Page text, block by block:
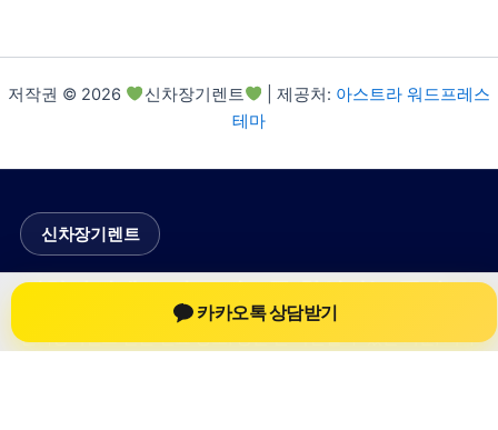
저작권 © 2026 신차장기렌트 | 제공처: 아스트라 워드프레스
테마
신차장기렌트
신차장기렌트 진료 정보를 확인하는 공간
신차장기렌트 관련 진료 정보, 방문 전 확인할 수 있는 기준, 치과
카카오톡 상담받기